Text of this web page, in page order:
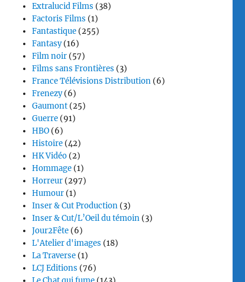
Extralucid Films (38)
Factoris Films (1)
Fantastique (255)
Fantasy(16)
Film noir (57)
Films sans Frontières (3)
France Télévisions Distribution (6)
Frenezy(6)
Gaumont (25)
Guerre (91)
HBO (6)
Histoire (42)
HK Vidéo (2)
Hommage (1)
Horreur (297)
Humour (1)
Inser & Cut Production (3)
Inser & Cut/L’Oeil du témoin (3)
Jour2Fête (6)
L'Atelier d'images (18)
La Traverse (1)
LCJ Editions (76)